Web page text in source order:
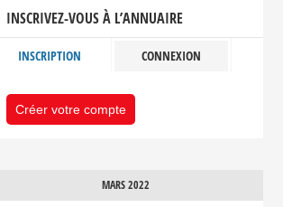
INSCRIVEZ-VOUS À L’ANNUAIRE
INSCRIPTION CONNEXION
Créer votre compte
MARS 2022